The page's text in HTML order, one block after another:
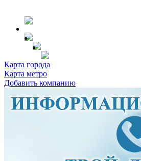
Карта города
Карта метро
Добавить компанию